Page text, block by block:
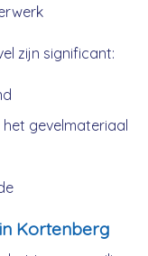
zijn significant:
gevelmateriaal
Kortenberg